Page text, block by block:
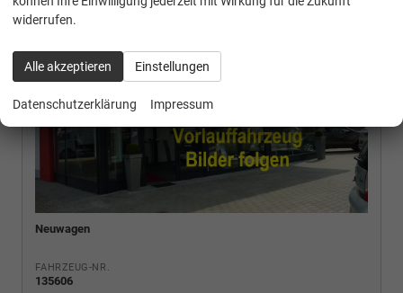
Neuwagen
FAHRZEUG-NR.
135606
widerrufen.
Alle akzeptieren Einstellungen
Datenschutzerklärung Impressum